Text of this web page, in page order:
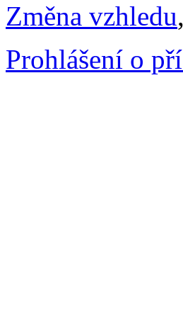
Změna vzhledu,
Prohlášení o